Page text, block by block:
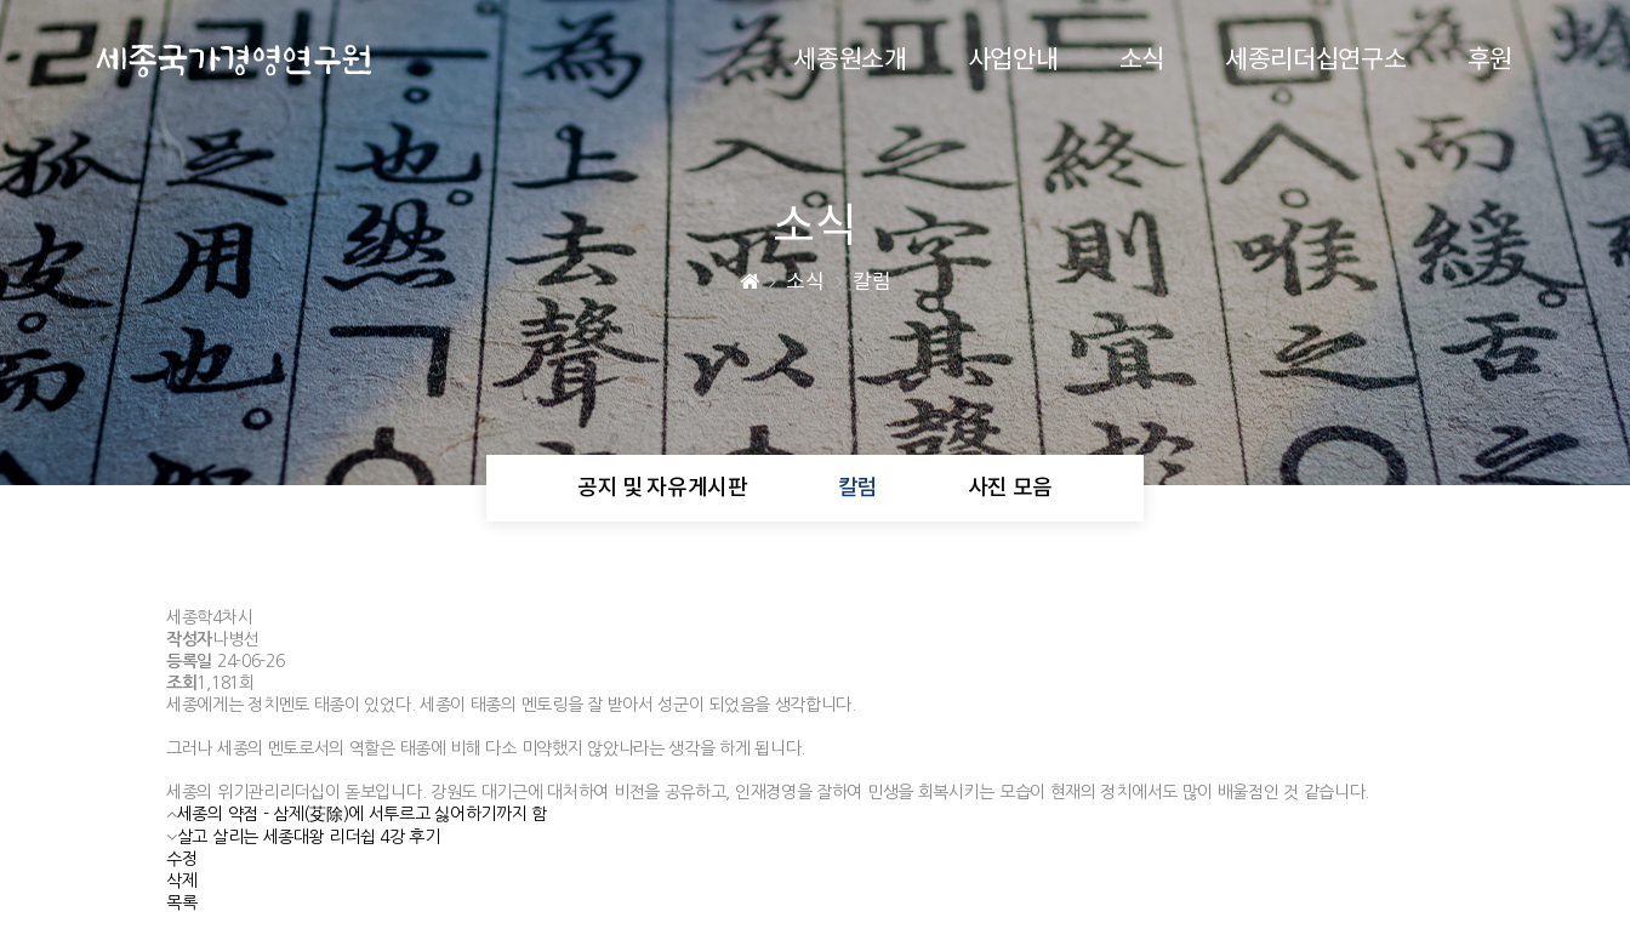
세종원소개 사업안내 소식 세종리더십연구소 후원
소식
소식 칼럼
공지 및 자유게시판 칼럼 사진 모음
세종학4차시
작성자나병선
등록일 24-06-26
조회 1,181회
세종에게는 정치멘토 태종이 있었다. 세종이 태종의 멘토링을 잘 받아서 성군이 되었음을 생각합니다.
그러나 세종의 멘토로서의 역할은 태종에 비해 다소 미약했지 않았나라는 생각을 하게 됩니다.
세종의 위기관리리더십이 돋보입니다. 강원도 대기근에 대처하여 비전을 공유하고, 인재경영을 잘하여 민생을 회복시키는 모습이 현재의 정치에서도 많이 배울점인 것 같습니다.
세종의 약점 - 삼제(芟除)에 서투르고 싫어하기까지 함
살고 살리는 세종대왕 리더쉽 4강 후기
수정
삭제
목록